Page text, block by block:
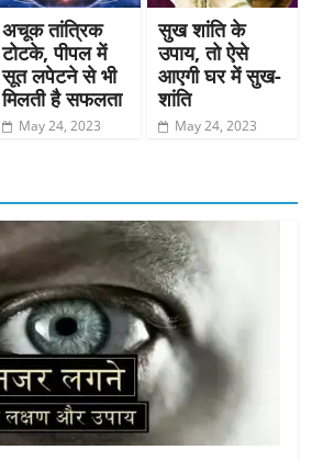
अचूक तांत्रिक
टोटके, पीपल में
सूत लपेटने से भी
मिलती है सफलता
May 24, 2023
सुख शांति के
उपाय, तो ऐसे
आएगी घर में सुख-
शांति
May 24, 2023